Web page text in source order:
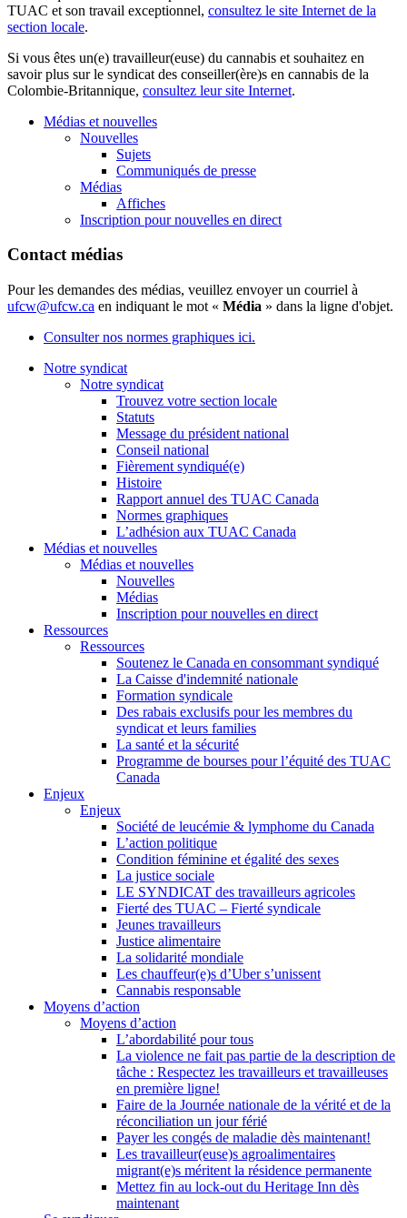
TUAC et son travail exceptionnel, consultez le site Internet de la
section locale.
Si vous êtes un(e) travailleur(euse) du cannabis et souhaitez en
savoir plus sur le syndicat des conseiller(ère)s en cannabis de la
Colombie-Britannique, consultez leur site Internet.
Médias et nouvelles
Nouvelles
Sujets
Communiqués de presse
Médias
Affiches
Inscription pour nouvelles en direct
Contact médias
Pour les demandes des médias, veuillez envoyer un courriel à
ufcw@ufcw.ca en indiquant le mot « Média » dans la ligne d'objet.
Consulter nos normes graphiques ici.
Notre syndicat
Notre syndicat
Trouvez votre section locale
Statuts
Message du président national
Conseil national
Fièrement syndiqué(e)
Histoire
Rapport annuel des TUAC Canada
Normes graphiques
L’adhésion aux TUAC Canada
Médias et nouvelles
Médias et nouvelles
Nouvelles
Médias
Inscription pour nouvelles en direct
Ressources
Ressources
Soutenez le Canada en consommant syndiqué
La Caisse d'indemnité nationale
Formation syndicale
Des rabais exclusifs pour les membres du
syndicat et leurs families
La santé et la sécurité
Programme de bourses pour l’équité des TUAC
Canada
Enjeux
Enjeux
Société de leucémie & lymphome du Canada
L’action politique
Condition féminine et égalité des sexes
La justice sociale
LE SYNDICAT des travailleurs agricoles
Fierté des TUAC – Fierté syndicale
Jeunes travailleurs
Justice alimentaire
La solidarité mondiale
Les chauffeur(e)s d’Uber s’unissent
Cannabis responsable
Moyens d’action
Moyens d’action
L’abordabilité pour tous
La violence ne fait pas partie de la description de
tâche : Respectez les travailleurs et travailleuses
en première ligne!
Faire de la Journée nationale de la vérité et de la
réconciliation un jour férié
Payer les congés de maladie dès maintenant!
Les travailleur(euse)s agroalimentaires
migrant(e)s méritent la résidence permanente
Mettez fin au lock-out du Heritage Inn dès
maintenant